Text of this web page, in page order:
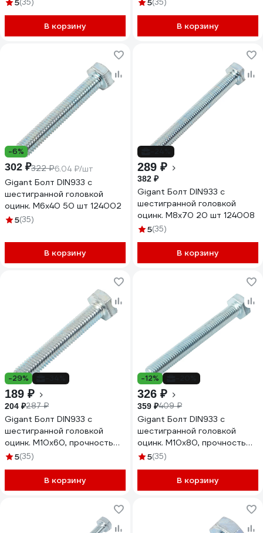
5(35)
В корзину
5(35)
В корзину
-6%
302 ₽322 ₽6.04 ₽/шт
Gigant Болт DIN933 с
шестигранной головкой
оцинк. М6x40 50 шт 124002
5(35)
В корзину
289 ₽
382 ₽
Gigant Болт DIN933 с
шестигранной головкой
оцинк. М8x70 20 шт 124008
5(35)
В корзину
-29%
189 ₽
204 ₽287 ₽
Gigant Болт DIN933 с
шестигранной головкой
оцинк. М10x60, прочность
8.8, 10 шт 124017
5(35)
В корзину
-12%
326 ₽
359 ₽409 ₽
Gigant Болт DIN933 с
шестигранной головкой
оцинк. М10x80, прочность
8.8, 12 шт 124016
5(35)
В корзину